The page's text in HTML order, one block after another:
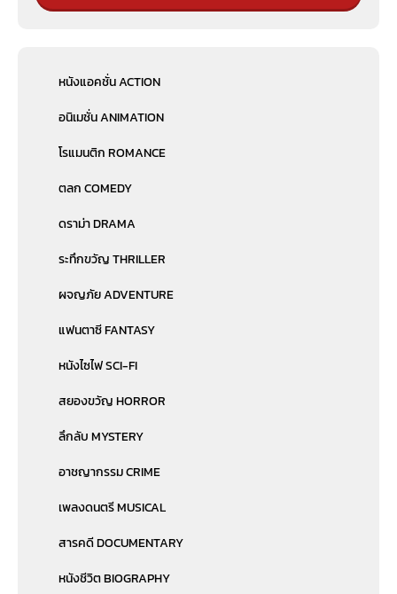
หนังแอคชั่น ACTION
อนิเมชั่น ANIMATION
โรแมนติก ROMANCE
ตลก COMEDY
ดราม่า DRAMA
ระทึกขวัญ THRILLER
ผจญภัย ADVENTURE
แฟนตาซี FANTASY
หนังไซไฟ SCI-FI
สยองขวัญ HORROR
ลึกลับ MYSTERY
อาชญากรรม CRIME
เพลงดนตรี MUSICAL
สารคดี DOCUMENTARY
หนังชีวิต BIOGRAPHY